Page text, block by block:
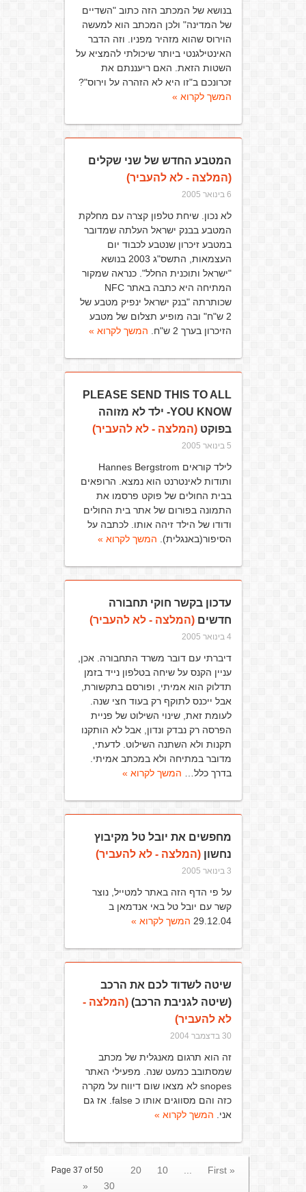
בנושא של המכתב הזה כתוב "השדיים
של המדינה" ולכן המכתב הוא למעשה
הוירוס שהוא מזהיר מפניו. וזה הדבר
האינטילגנטי ביותר שיכולתי להמציא על
השטות הזאת. האם ריעננתם את
זכרונכם ב"זו היא לא הזהרה על וירוס"?
המשך לקרוא »
המטבע החדש של שני שקלים
(המלצה - לא להעביר)
6 בינואר 2005
לא נכון. שיחת טלפון קצרה עם מחלקת
המטבע בבנק ישראל העלתה שמדובר
במטבע זיכרון שנטבע לכבוד יום
העצמאות, התשס"ג 2003 בנושא
"ישראל ותוכנית החלל". כנראה שמקור
המתיחה היא כתבה באתר NFC
שכותרתה "בנק ישראל ינפיק מטבע של
2 ש"ח" ובה מופיע תצלום של מטבע
הזיכרון בערך 2 ש"ח.
המשך לקרוא »
PLEASE SEND THIS TO ALL
YOU KNOW- ילד לא מזוהה
בפוקט(המלצה - לא להעביר)
5 בינואר 2005
לילד קוראים Hannes Bergstrom
ותודות לאינטרנט הוא נמצא. הרופאים
בבית החולים של פוקט פרסמו את
התמונה בפורום של אתר בית החולים
ודודו של הילד זיהה אותו. לכתבה על
הסיפור(באנגלית). המשך לקרוא »
עדכון בקשר חוקי תחבורה
חדשים(המלצה - לא להעביר)
4 בינואר 2005
דיברתי עם דובר משרד התחבורה. אכן,
עניין הקנס על שיחה בטלפון נייד בזמן
תדלוק הוא אמיתי, ופורסם בתקשורת,
אבל ייכנס לתוקף רק בעוד חצי שנה.
לעומת זאת, שינוי השילוט של פניית
הפרסה רק נבדק ונדון, אבל לא הותקנו
תקנות ולא השתנה השילוט. לדעתי,
מדובר במתיחה ולא במכתב אמיתי.
בדרך כלל… המשך לקרוא »
מחפשים את יובל טל מקיבוץ
נחשון(המלצה - לא להעביר)
3 בינואר 2005
על פי הדף הזה באתר למטייל, נוצר
קשר עם יובל טל באי אנדמאן ב
29.12.04 המשך לקרוא »
שיטה לשדוד לכם את הרכב
(שיטה לגניבת הרכב)(המלצה -
לא להעביר)
30 בדצמבר 2004
זה הוא תרגום מאנגלית של מכתב
שמסתובב כמעט שנה. מפעילי האתר
snopes לא מצאו שום דיווח על מקרה
כזה והם מסווגים אותו כ false. אז גם
אני. המשך לקרוא »
Page 37 of 50 « First
10
20
30
«